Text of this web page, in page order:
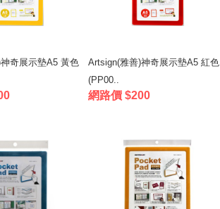
奇展示墊A5 黃色
Artsign(雅善)神奇展示墊A5 紅色
(PP00..
網路價 $200